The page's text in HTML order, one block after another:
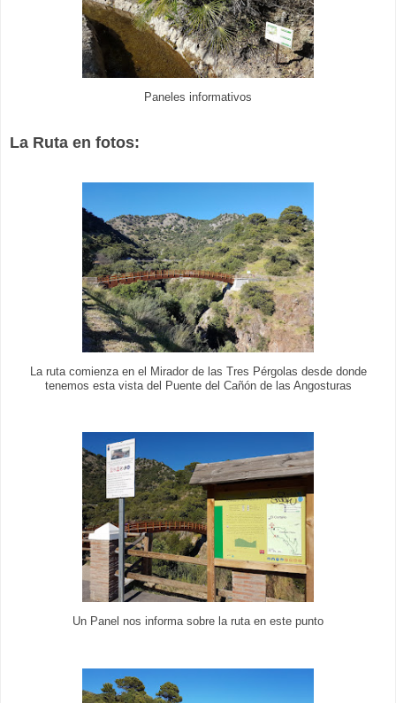
Paneles informativos
La Ruta en fotos:
La ruta comienza en el Mirador de las Tres Pérgolas desde donde
tenemos esta vista del Puente del Cañón de las Angosturas
Un Panel nos informa sobre la ruta en este punto